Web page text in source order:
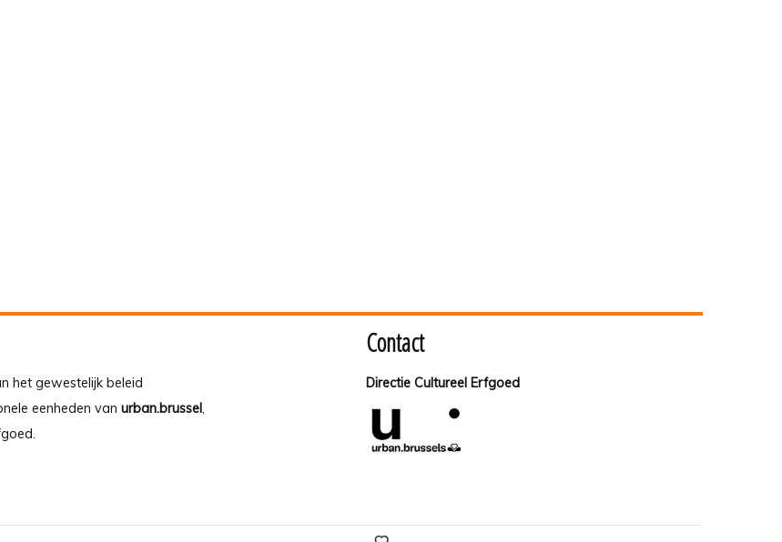
het gewestelijk beleid
eenheden van urban.brussel,
Contact
Directie Cultureel Erfgoed